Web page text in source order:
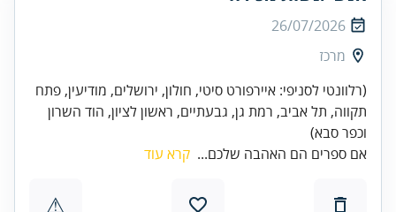
26/07/2026
מרכז
(רלוונטי לסניפי: איירפורט סיטי, חולון, ירושלים, מודיעין, פתח
תקווה, תל אביב, רמת גן, גבעתיים, ראשון לציון, הוד השרון
וכפר סבא)
אם ספרים הם האהבה שלכם... קרא עוד
⚠